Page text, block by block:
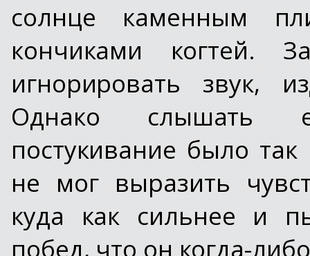
солнце каменным
кончиками когтей.
игнорировать звук,
Однако слышать
постукивание было
не мог выразить
куда как сильнее и
побед, что он когда-